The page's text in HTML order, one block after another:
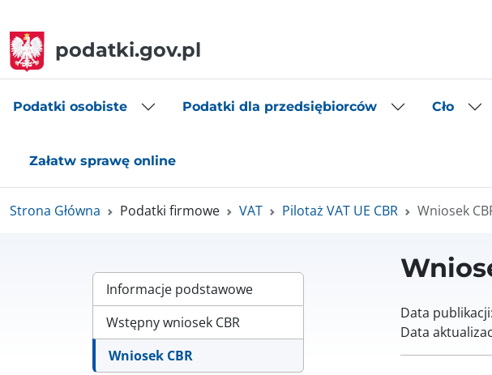
podatki.gov.pl
Podatki osobiste Podatki dla przedsiębiorców Cło
Załatw sprawę online
Strona Główna Podatki firmowe VAT Pilotaż VAT UE CBR Wniosek
Informacje podstawowe
Wstępny wniosek CBR
Wniosek CBR
Data publikacji:
Data